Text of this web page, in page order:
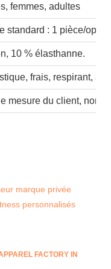
femmes, adultes
standard : 1 pièce/opp
10 % élasthanne.
frais, respirant,
mesure du client,
FACTORY IN